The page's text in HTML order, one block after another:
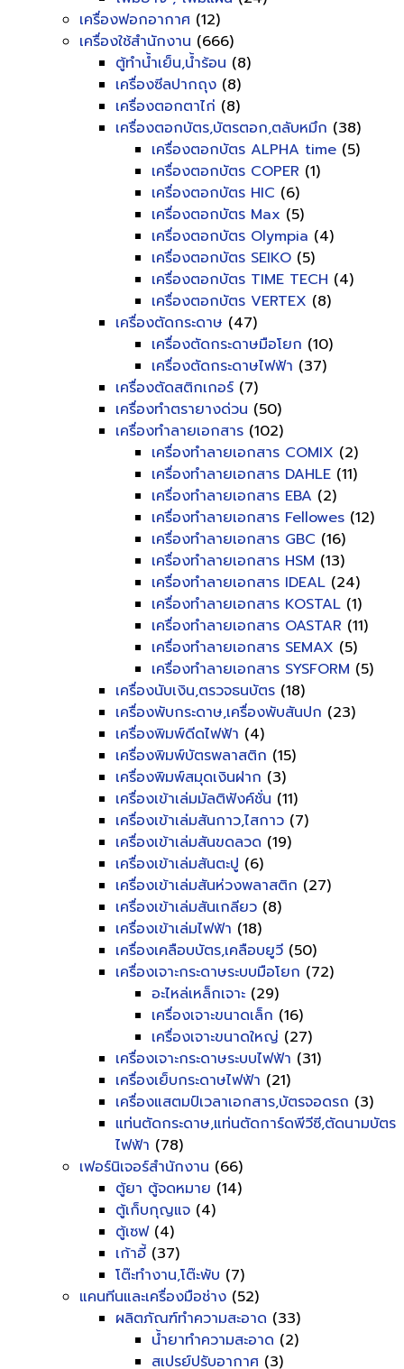
เครื่องฟอกอากาศ (12)
เครื่องใช้สำนักงาน (666)
ตู้ทำน้ำเย็น,น้ำร้อน (8)
เครื่องซีลปากถุง (8)
เครื่องตอกตาไก่ (8)
เครื่องตอกบัตร,บัตรตอก,ตลับหมึก (38)
เครื่องตอกบัตร ALPHA time (5)
เครื่องตอกบัตร COPER (1)
เครื่องตอกบัตร HIC (6)
เครื่องตอกบัตร Max (5)
เครื่องตอกบัตร Olympia (4)
เครื่องตอกบัตร SEIKO (5)
เครื่องตอกบัตร TIME TECH (4)
เครื่องตอกบัตร VERTEX (8)
เครื่องตัดกระดาษ (47)
เครื่องตัดกระดาษมือโยก (10)
เครื่องตัดกระดาษไฟฟ้า (37)
เครื่องตัดสติกเกอร์ (7)
เครื่องทำตรายางด่วน (50)
เครื่องทำลายเอกสาร (102)
เครื่องทำลายเอกสาร COMIX (2)
เครื่องทำลายเอกสาร DAHLE (11)
เครื่องทำลายเอกสาร EBA (2)
เครื่องทำลายเอกสาร Fellowes (12)
เครื่องทำลายเอกสาร GBC (16)
เครื่องทำลายเอกสาร HSM (13)
เครื่องทำลายเอกสาร IDEAL (24)
เครื่องทำลายเอกสาร KOSTAL (1)
เครื่องทำลายเอกสาร OASTAR (11)
เครื่องทำลายเอกสาร SEMAX (5)
เครื่องทำลายเอกสาร SYSFORM (5)
เครื่องนับเงิน,ตรวจธนบัตร (18)
เครื่องพับกระดาษ,เครื่องพับสันปก (23)
เครื่องพิมพ์ดีดไฟฟ้า (4)
เครื่องพิมพ์บัตรพลาสติก (15)
เครื่องพิมพ์สมุดเงินฝาก (3)
เครื่องเข้าเล่มมัลติฟังค์ชั่น (11)
เครื่องเข้าเล่มสันกาว,ไสกาว (7)
เครื่องเข้าเล่มสันขดลวด (19)
เครื่องเข้าเล่มสันตะปู (6)
เครื่องเข้าเล่มสันห่วงพลาสติก (27)
เครื่องเข้าเล่มสันเกลียว (8)
เครื่องเข้าเล่มไฟฟ้า (18)
เครื่องเคลือบบัตร,เคลือบยูวี (50)
เครื่องเจาะกระดาษระบบมือโยก (72)
อะไหล่เหล็กเจาะ (29)
เครื่องเจาะขนาดเล็ก (16)
เครื่องเจาะขนาดใหญ่ (27)
เครื่องเจาะกระดาษระบบไฟฟ้า (31)
เครื่องเย็บกระดาษไฟฟ้า (21)
เครื่องแสตมป์เวลาเอกสาร,บัตรจอดรถ (3)
แท่นตัดกระดาษ,แท่นตัดการ์ดพีวีซี,ตัดนามบัตร
ไฟฟ้า (78)
เฟอร์นิเจอร์สำนักงาน (66)
ตู้ยา ตู้จดหมาย (14)
ตู้เก็บกุญแจ (4)
ตู้เซฟ(4)
เก้าอี้ (37)
โต๊ะทำงาน,โต๊ะพับ (7)
แคนทีนและเครื่องมือช่าง (52)
ผลิตภัณฑ์ทำความสะอาด (33)
น้ำยาทำความสะอาด (2)
สเปรย์ปรับอากาศ (3)